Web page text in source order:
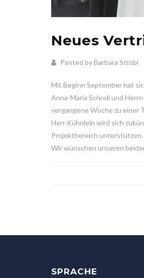
Neues
Posted by Barbara Strobl
Mit Beginn September hat
Anna-Maria Schroll und
vergangene Woche zu einer
Herr Kühnlein wird sich
Projektbereich unterstützen.
Wir wünschen unseren
SPRACHE